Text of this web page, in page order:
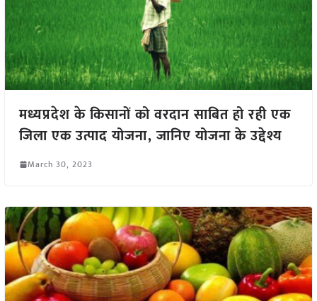
मध्यप्रदेश के किसानों को वरदान साबित हो रही एक
जिला एक उत्पाद योजना, जानिए योजना के उद्देश्य
March 30, 2023